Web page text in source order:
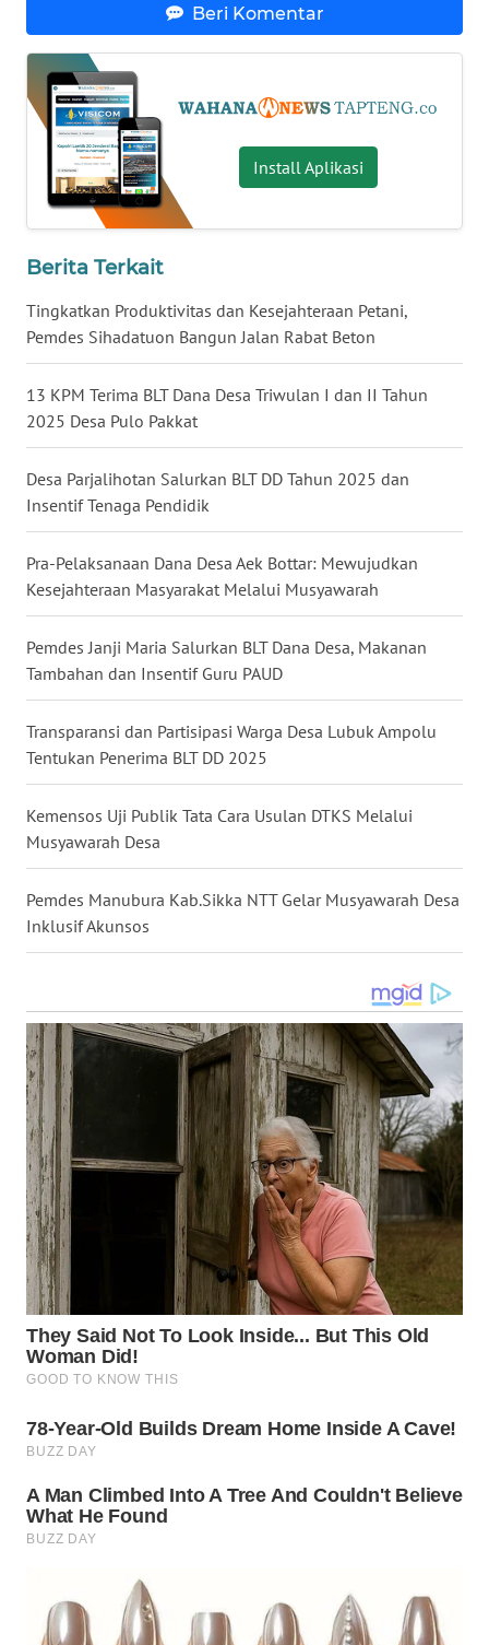
Beri Komentar
Install Aplikasi
Berita Terkait
Tingkatkan Produktivitas dan Kesejahteraan Petani,
Pemdes Sihadatuon Bangun Jalan Rabat Beton
13 KPM Terima BLT Dana Desa Triwulan I dan II Tahun
2025 Desa Pulo Pakkat
Desa Parjalihotan Salurkan BLT DD Tahun 2025 dan
Insentif Tenaga Pendidik
Pra-Pelaksanaan Dana Desa Aek Bottar: Mewujudkan
Kesejahteraan Masyarakat Melalui Musyawarah
Pemdes Janji Maria Salurkan BLT Dana Desa, Makanan
Tambahan dan Insentif Guru PAUD
Transparansi dan Partisipasi Warga Desa Lubuk Ampolu
Tentukan Penerima BLT DD 2025
Kemensos Uji Publik Tata Cara Usulan DTKS Melalui
Musyawarah Desa
Pemdes Manubura Kab.Sikka NTT Gelar Musyawarah Desa
Inklusif Akunsos
WN
KALTARA
WN
KALSEL
WN
KALTIM
SULSEL
GORONTALO
WN
SULUT
WN
MALUKU
WN
MALUT
WN
TOBA
NIAS
WN
TAPANULI
SELATAN
WN
TANJUNG
LESUNG
WN
KARO
WN
SIMALUNGUN
LABUHANBATU
WN
TAPANULI
TENGAH
WN DELI
SERDANG